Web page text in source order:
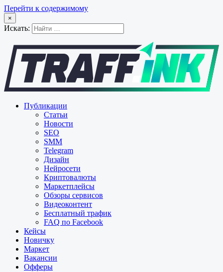
Перейти к содержимому
×
Искать:
Публикации
Статьи
Новости
SEO
SMM
Telegram
Дизайн
Нейросети
Криптовалюты
Маркетплейсы
Обзоры сервисов
Видеоконтент
Бесплатный трафик
FAQ по Facebook
Кейсы
Новичку
Маркет
Вакансии
Офферы